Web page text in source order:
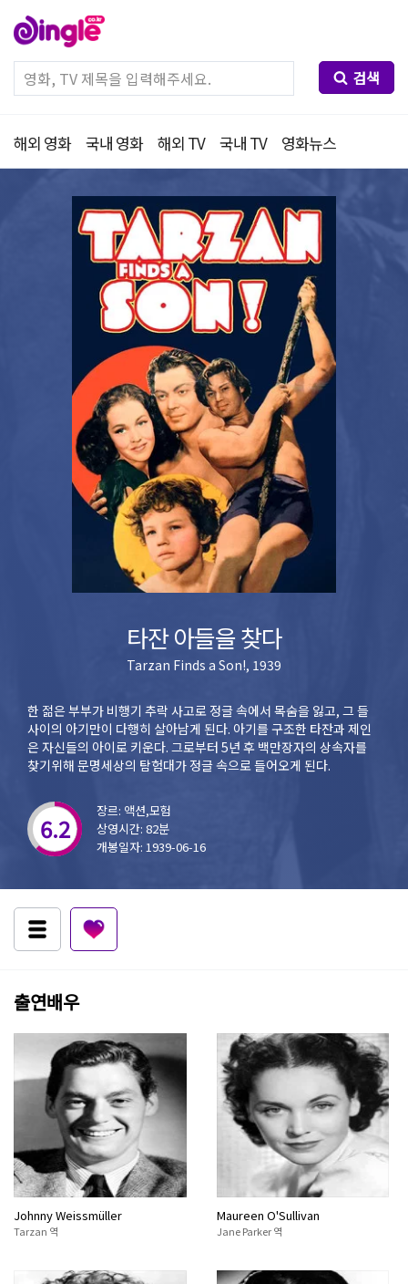
검색
해외 영화 국내 영화 해외 TV 국내 TV 영화뉴스
타잔 아들을 찾다
Tarzan Finds a Son!, 1939
한 젊은 부부가 비행기 추락 사고로 정글 속에서 목숨을 잃고, 그 들
사이의 아기만이 다행히 살아남게 된다. 아기를 구조한 타잔과 제인
은 자신들의 아이로 키운다. 그로부터 5년 후 백만장자의 상속자를
찾기위해 문명세상의 탐험대가 정글 속으로 들어오게 된다.
6.2
장르: 액션,모험
상영시간: 82분
개봉일자: 1939-06-16
출연배우
Johnny Weissmüller
Tarzan 역
Maureen O'Sullivan
Jane Parker 역